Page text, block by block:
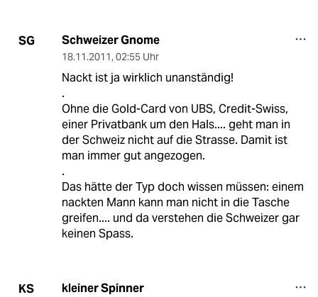
SG Schweizer Gnome
18.11.2011, 02:55 Uhr
Nackt ist ja wirklich unanständig!
.
Ohne die Gold-Card von UBS, Credit-Swiss,
einer Privatbank um den Hals.... geht man in
der Schweiz nicht auf die Strasse. Damit ist
man immer gut angezogen.
.
Das hätte der Typ doch wissen müssen: einem
nackten Mann kann man nicht in die Tasche
greifen.... und da verstehen die Schweizer gar
keinen Spass.
KS kleiner Spinner